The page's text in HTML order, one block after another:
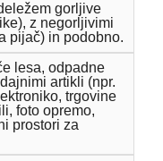
gorljive
z negorljivimi
pijač) in podobno.
lesa, odpadne
artikli (npr.
trgovine
foto opremo,
prostori za